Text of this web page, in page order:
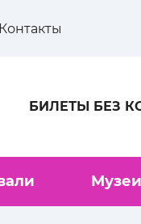
Контакты
БИЛЕТЫ БЕЗ
Музеи